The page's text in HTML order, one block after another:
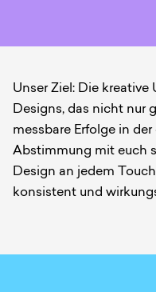
Unser Ziel: Die
Designs, das nicht nur
messbare Erfolge in
Abstimmung mit euch
Design an jedem
konsistent und